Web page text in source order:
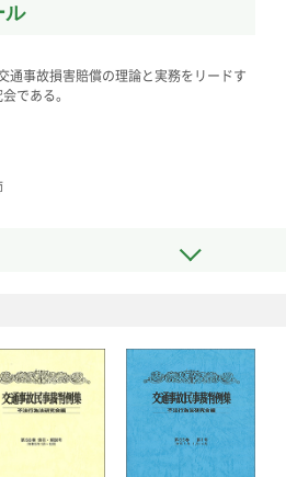
ル
通事故損害賠償の理論と実務をリードす
である。